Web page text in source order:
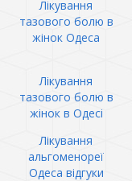
Лікування
тазового болю в
жінок Одеса
Лікування
тазового болю в
жінок в Одесі
Лікування
альгоменореї
Одеса відгуки